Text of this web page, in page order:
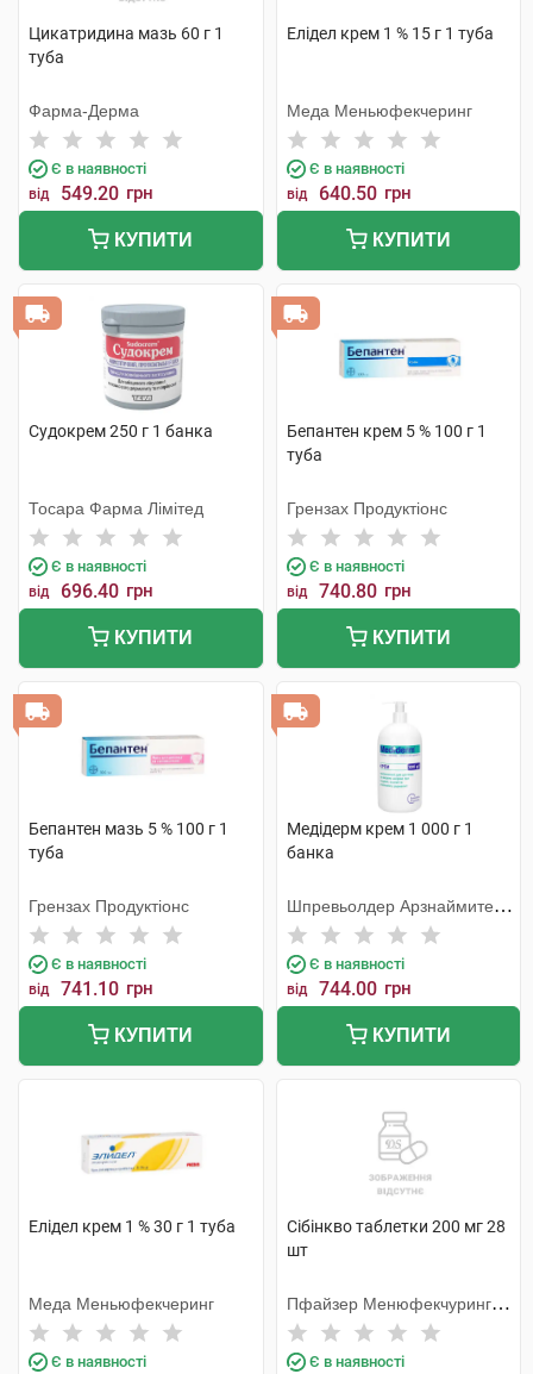
Цикатридина мазь 60 г 1
туба
Фарма-Дерма
Є в наявності
від 549.20 грн
КУПИТИ
Елідел крем 1 % 15 г 1 туба
Меда Меньюфекчеринг
Є в наявності
від 640.50 грн
КУПИТИ
Судокрем 250 г 1 банка
Тосара Фарма Лімітед
Є в наявності
від 696.40 грн
КУПИТИ
Бепантен крем 5 % 100 г 1
туба
Грензах Продуктіонс
Є в наявності
від 740.80 грн
КУПИТИ
Бепантен мазь 5 % 100 г 1
туба
Грензах Продуктіонс
Є в наявності
від 741.10 грн
КУПИТИ
Медідерм крем 1 000 г 1
банка
Шпревьолдер Арзнаймитель
Гмбх
Є в наявності
від 744.00 грн
КУПИТИ
Елідел крем 1 % 30 г 1 туба
Меда Меньюфекчеринг
Є в наявності
Сібінкво таблетки 200 мг 28
шт
Пфайзер Менюфекчуринг
Дойчленд
Є в наявності